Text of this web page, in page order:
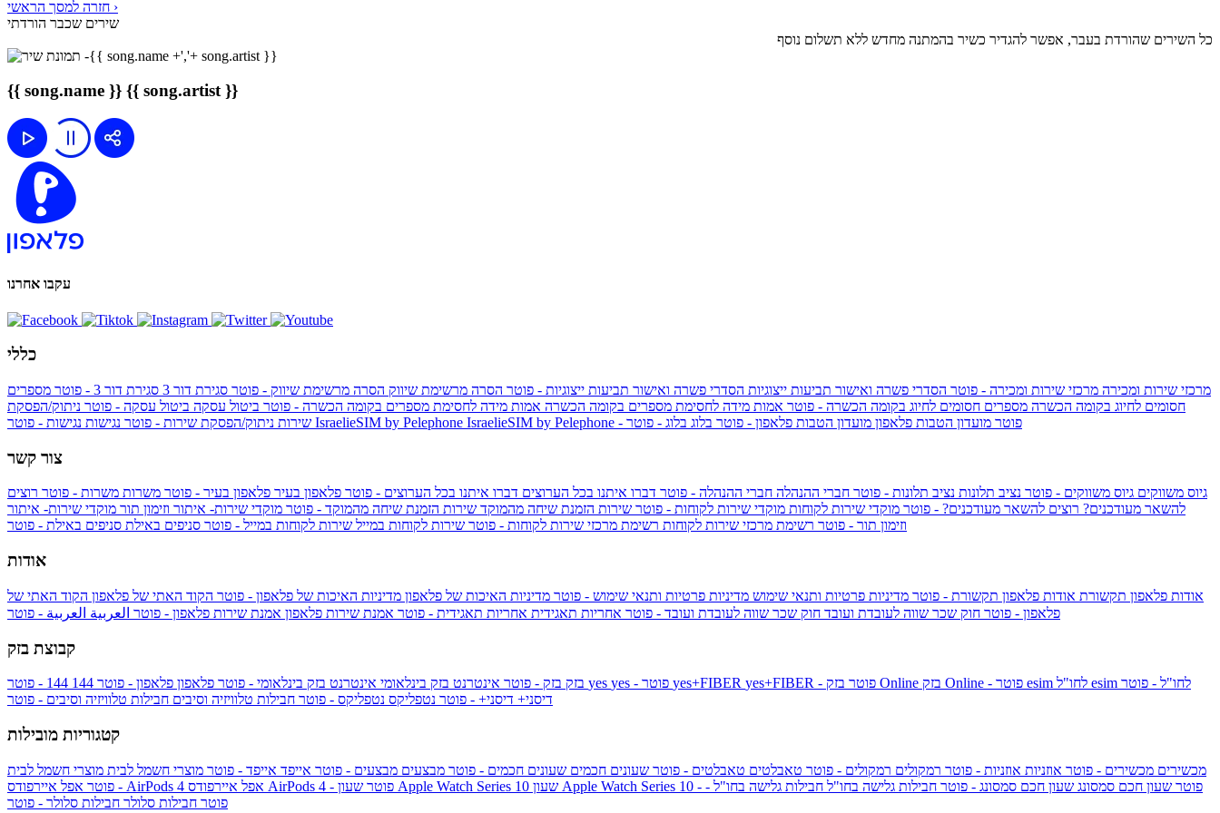
חזרה למסך הראשי ›
שירים שכבר הורדתי
כל השירים שהורדת בעבר, אפשר להגדיר כשיר בהמתנה מחדש ללא תשלום נוסף
{{ song.name }} {{ song.artist }}
עקבו אחרנו
כללי
מרכזי שירות ומכירה מרכזי שירות ומכירה - פוטר הסדרי פשרה ואישור תביעות ייצוגיות הסדרי פשרה ואישור תביעות ייצוגיות - פוטר הסרה מרשימת שיווק הסרה מרשימת שיווק - פוטר סגירת דור 3 סגירת דור 3 - פוטר
מספרים
חסומים לחיוג בקומה הכשרה מספרים חסומים לחיוג בקומה הכשרה - פוטר אמות מידה לחסימת מספרים בקומה הכשרה אמות מידה לחסימת מספרים בקומה הכשרה - פוטר ביטול עסקה ביטול עסקה - פוטר ניתוק/הפסקת
שירות ניתוק/הפסקת שירות - פוטר נגישות IsraelieSIM by Pelephone IsraelieSIM by Pelephone - פוטר מועדון הטבות פלאפון מועדון הטבות פלאפון - פוטר בלוג בלוג - פוטר
צור קשר
גיוס משווקים גיוס משווקים - פוטר נציב תלונות נציב תלונות - פוטר חברי ההנהלה חברי ההנהלה - פוטר דברו איתנו בכל הערוצים דברו איתנו בכל הערוצים - פוטר פלאפון בעיר פלאפון בעיר - פוטר משרות משרות - פוטר רוצים
להשאר מעודכנים? רוצים להשאר מעודכנים? - פוטר מוקדי שירות לקוחות מוקדי שירות לקוחות - פוטר שירות הזמנת שיחה מהמוקד שירות הזמנת שיחה מהמוקד - פוטר מוקדי שירות- איתור וזימון תור מוקדי שירות- איתור
וזימון תור - פוטר רשימת מרכזי שירות לקוחות רשימת מרכזי שירות לקוחות - פוטר שירות לקוחות במייל שירות לקוחות במייל - פוטר סניפים באילת סניפים באילת - פוטר
אודות
אודות פלאפון תקשורת אודות פלאפון תקשורת - פוטר מדיניות פרטיות ותנאי שימוש מדיניות פרטיות ותנאי שימוש - פוטר מדיניות האיכות של פלאפון מדיניות האיכות של פלאפון - פוטר הקוד האתי של פלאפון הקוד האתי של
פלאפון - פוטר חוק שכר שווה לעובדת ועובד חוק שכר שווה לעובדת ועובד - פוטר אחריות תאגידית אחריות תאגידית - פוטר אמנת שירות פלאפון אמנת שירות פלאפון - פוטר العربية العربية - פוטר
קבוצת בזק
בזק בזק - פוטר אינטרנט בזק בינלאומי אינטרנט בזק בינלאומי - פוטר פלאפון פלאפון - פוטר 144 yes yes+FIBER yes+FIBER - פוטר בזק Online
esim לחו"ל - פוטר
דיסני+ דיסני+ - פוטר נטפליקס נטפליקס - פוטר חבילות טלוויזיה וסיבים חבילות טלוויזיה וסיבים - פוטר
קטגוריות מובילות
מכשירים מכשירים - פוטר אוזניות אוזניות - פוטר רמקולים רמקולים - פוטר טאבלטים טאבלטים - פוטר שעונים חכמים שעונים חכמים - פוטר מבצעים מבצעים - פוטר אייפד אייפד - פוטר מוצרי חשמל לבית מוצרי חשמל לבית
- פוטר אפל איירפודס AirPods 4 אפל איירפודס AirPods 4 - פוטר שעון Apple Watch Series 10 שעון Apple Watch Series 10 - פוטר שעון חכם סמסונג שעון חכם סמסונג - פוטר חבילות גלישה בחו"ל חבילות גלישה בחו"ל -
פוטר חבילות סלולר חבילות סלולר - פוטר